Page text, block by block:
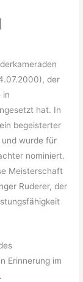
der
in
hat. In
begeisterter
und wurde für
nominiert.
Meisterschaft
Ruderer, der
Erinnerung im